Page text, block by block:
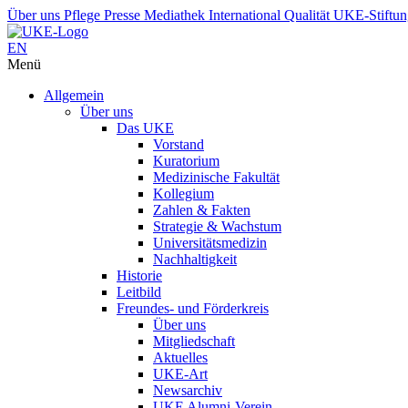
Über uns Pflege Presse Mediathek International Qualität UKE-
EN
Menü
Allgemein
Über uns
Das UKE
Vorstand
Kuratorium
Medizinische Fakultät
Kollegium
Zahlen & Fakten
Strategie & Wachstum
Universitätsmedizin
Nachhaltigkeit
Historie
Leitbild
Freundes- und Förderkreis
Über uns
Mitgliedschaft
Aktuelles
UKE-Art
Newsarchiv